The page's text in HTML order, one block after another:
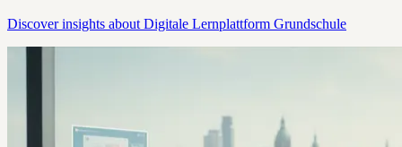
Discover insights about Digitale Lernplattform Grundschule